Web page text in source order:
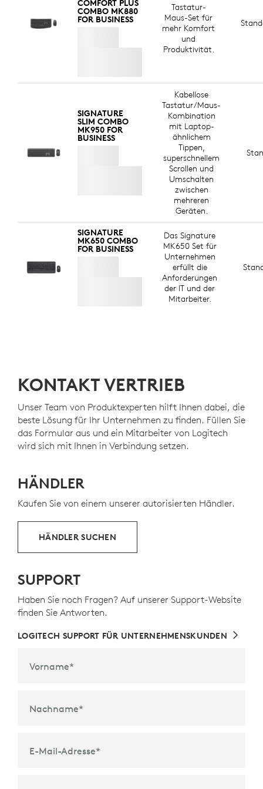
HERGESTELLT AUS RECYCELTEM
recycelten Kunststoff – 77 % bei der Tastatur und 63 %
Ausgenommen Kunststoff an
. Dies führt Altkunststoff aus entsorgter
Unterhaltungselektronik einer erneuten Verwendung
zu und trägt zugleich zur Senkung unserer CO2-Bilanz
INFOS ZU RECYCELTEM KUNSTSTOFF
COMFORT PLUS
COMBO MK880
FOR BUSINESS
Tastatur-
Maus-Set für
mehr Komfort
und
Produktivität.
SIGNATURE
SLIM COMBO
MK950 FOR
BUSINESS
Kabellose
Tastatur/Maus-
Kombination
mit Laptop-
ähnlichem
Tippen,
superschnellem
Scrollen und
Umschalten
zwischen
mehreren
Geräten.
SIGNATURE
MK650 COMBO
FOR BUSINESS
Das Signature
MK650 Set für
Unternehmen
erfüllt die
Anforderungen
der IT und der
Mitarbeiter.
KONTAKT VERTRIEB
Unser Team von Produktexperten hilft Ihnen dabei, die
beste Lösung für Ihr Unternehmen zu finden. Füllen Sie
das Formular aus und ein Mitarbeiter von Logitech
wird sich mit Ihnen in Verbindung setzen.
HÄNDLER
Kaufen Sie von einem unserer autorisierten Händler.
HÄNDLER SUCHEN
SUPPORT
Haben Sie noch Fragen? Auf unserer Support-Website
finden Sie Antworten.
LOGITECH SUPPORT FÜR UNTERNEHMENSKUNDEN
Vorname*
Nachname*
E-Mail-Adresse*